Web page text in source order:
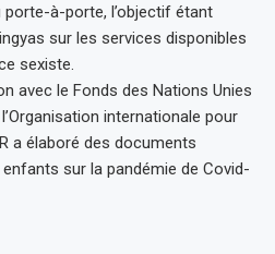
à-porte, l’objectif étant
sur les services disponibles
sexiste.
avec le Fonds des Nations Unies
internationale pour
a élaboré des documents
sur la pandémie de Covid-